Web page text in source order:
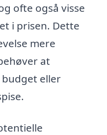
ofte også visse
i prisen. Dette
mere
at
eller